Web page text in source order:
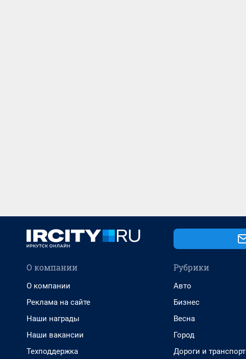
О компании
О компании
Реклама на сайте
Наши награды
Наши вакансии
Техподдержка
Рубрики
Авто
Бизнес
Весна
Город
Дороги и транспорт